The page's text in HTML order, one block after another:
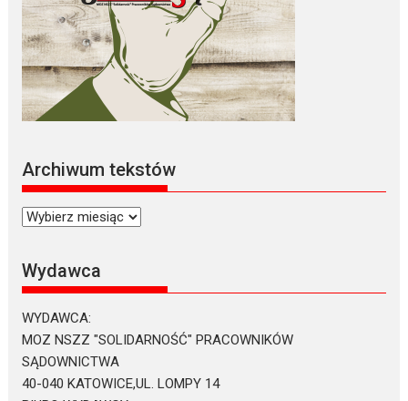
Archiwum tekstów
Archiwum
Wydawca
WYDAWCA:
MOZ NSZZ "SOLIDARNOŚĆ" PRACOWNIKÓW
SĄDOWNICTWA
40-040 KATOWICE,UL. LOMPY 14